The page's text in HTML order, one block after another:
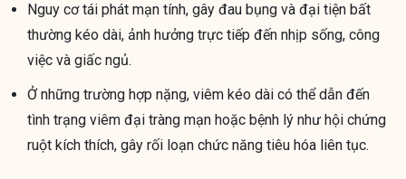
Nguy cơ tái phát mạn tính, gây đau bụng và đại tiện bất
thường kéo dài, ảnh hưởng trực tiếp đến nhịp sống, công
việc và giấc ngủ.
Ở những trường hợp nặng, viêm kéo dài có thể dẫn đến
tình trạng viêm đại tràng mạn hoặc bệnh lý như hội chứng
ruột kích thích, gây rối loạn chức năng tiêu hóa liên tục.